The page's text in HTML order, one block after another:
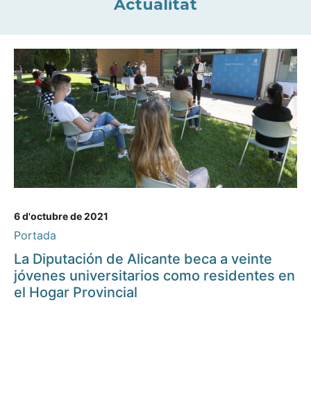
Actualitat
6 d'octubre de 2021
Portada
La Diputación de Alicante beca a veinte
jóvenes universitarios como residentes en
el Hogar Provincial